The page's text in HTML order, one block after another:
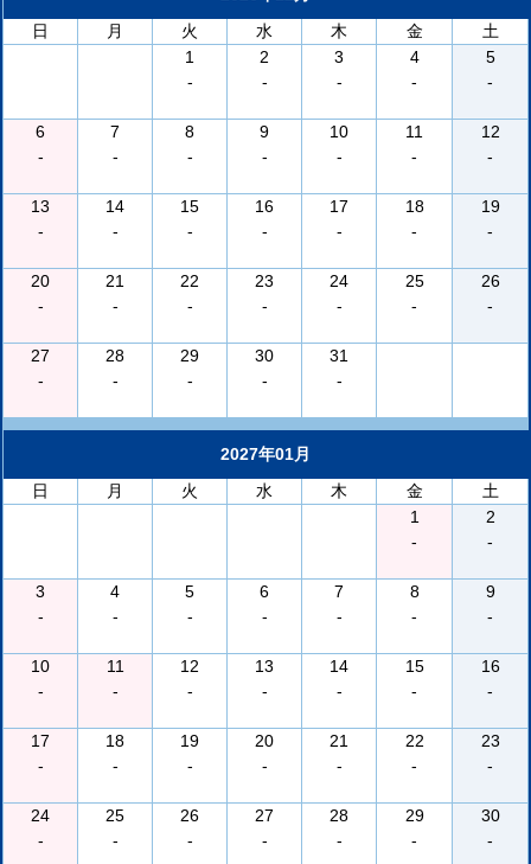
日
月 火 水 木 金
土
1
-
2
-
3
-
4
-
5
-
6
-
7
-
8
-
9
-
10
-
11
-
12
-
13
-
14
-
15
-
16
-
17
-
18
-
19
-
20
-
21
-
22
-
23
-
24
-
25
-
26
-
27
-
28
-
29
-
30
-
31
-
2027年01月
日
月 火 水 木 金
土
1
-
2
-
3
-
4
-
5
-
6
-
7
-
8
-
9
-
10
-
11
-
12
-
13
-
14
-
15
-
16
-
17
-
18
-
19
-
20
-
21
-
22
-
23
-
24
-
25
-
26
-
27
-
28
-
29
-
30
-